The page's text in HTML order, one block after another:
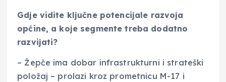
Gdje vidite ključne potencijale razvoja
općine, a koje segmente treba dodatno
razvijati?
– Žepče ima dobar infrastrukturni i strateški
položaj – prolazi kroz prometnicu M-17 i